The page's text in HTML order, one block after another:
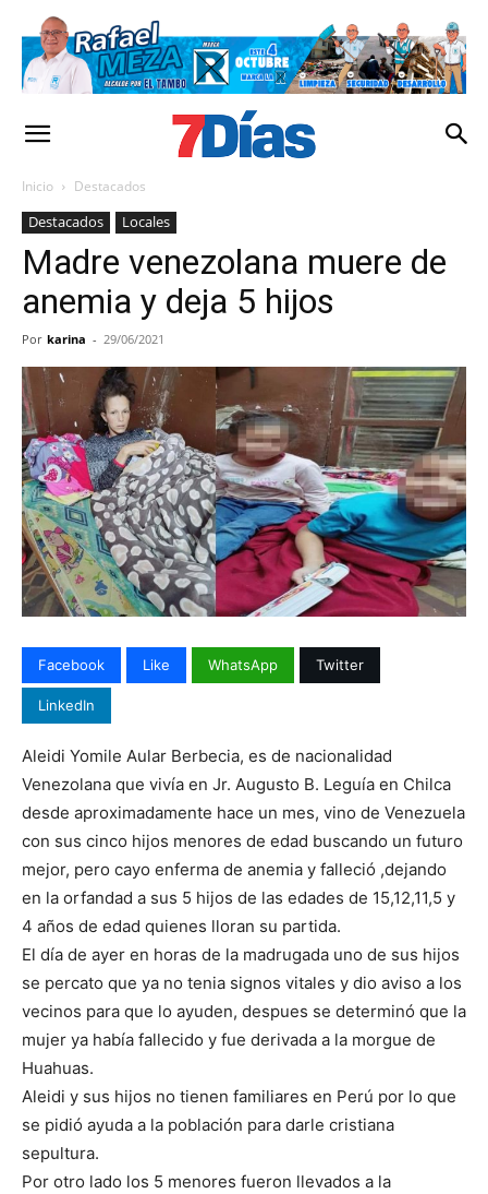
Inicio Destacados
Destacados Locales
Madre venezolana muere de
anemia y deja 5 hijos
Por karina - 29/06/2021
Facebook Like WhatsApp Twitter
LinkedIn
Aleidi Yomile Aular Berbecia, es de nacionalidad
Venezolana que vivía en Jr. Augusto B. Leguía en Chilca
desde aproximadamente hace un mes, vino de Venezuela
con sus cinco hijos menores de edad buscando un futuro
mejor, pero cayo enferma de anemia y falleció ,dejando
en la orfandad a sus 5 hijos de las edades de 15,12,11,5 y
4 años de edad quienes lloran su partida.
El día de ayer en horas de la madrugada uno de sus hijos
se percato que ya no tenia signos vitales y dio aviso a los
vecinos para que lo ayuden, despues se determinó que la
mujer ya había fallecido y fue derivada a la morgue de
Huahuas.
Aleidi y sus hijos no tienen familiares en Perú por lo que
se pidió ayuda a la población para darle cristiana
sepultura.
Por otro lado los 5 menores fueron llevados a la